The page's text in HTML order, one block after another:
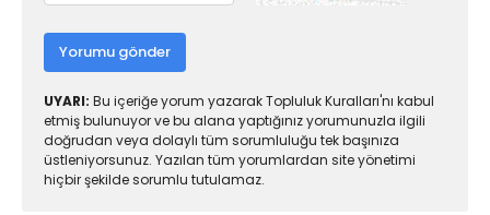
Yorumu gönder
UYARI: Bu içeriğe yorum yazarak Topluluk Kuralları'nı kabul
etmiş bulunuyor ve bu alana yaptığınız yorumunuzla ilgili
doğrudan veya dolaylı tüm sorumluluğu tek başınıza
üstleniyorsunuz. Yazılan tüm yorumlardan site yönetimi
hiçbir şekilde sorumlu tutulamaz.